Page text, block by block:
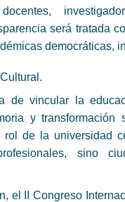
será tratada
democráticas,
de vincular la
y transformación
rol de la universidad
sino
el II Congreso